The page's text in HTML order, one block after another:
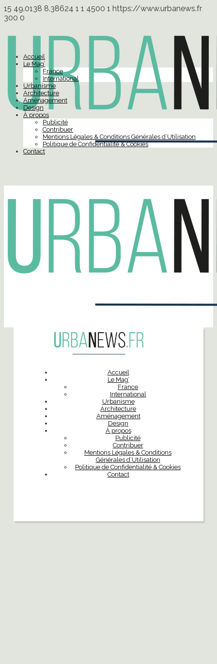
15 49.0138 8.38624 1 1 4500 1 https://www.urbanews.fr
300 0
Accueil
Le Mag’
France
International
Urbanisme
Architecture
Aménagement
Design
À propos
Publicité
Contribuer
Mentions Légales & Conditions Générales d’Utilisation
Politique de Confidentialité & Cookies
Contact
Accueil
Le Mag’
France
International
Urbanisme
Architecture
Aménagement
Design
À propos
Publicité
Contribuer
Mentions Légales & Conditions
Générales d’Utilisation
Politique de Confidentialité & Cookies
Contact